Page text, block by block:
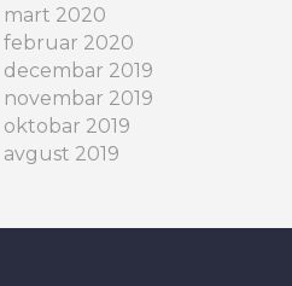
mart 2020
februar 2020
decembar 2019
novembar 2019
oktobar 2019
avgust 2019